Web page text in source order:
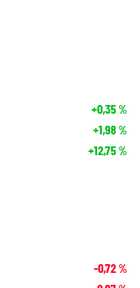
+0,35%
+1,98%
+12,75%
-0,72%